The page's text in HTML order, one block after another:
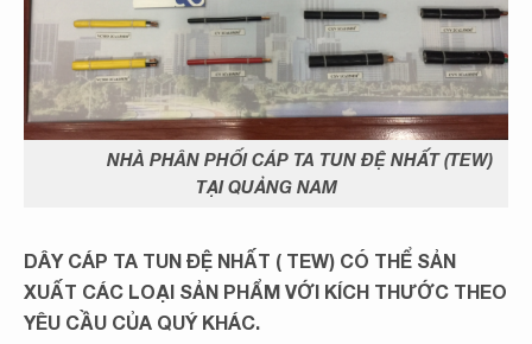
NHÀ PHÂN PHỐI CÁP TA TUN ĐỆ NHẤT (TEW)
TẠI QUẢNG NAM
DÂY CÁP TA TUN ĐỆ NHẤT ( TEW) CÓ THỂ SẢN
XUẤT CÁC LOẠI SẢN PHẨM VỚI KÍCH THƯỚC THEO
YÊU CẦU CỦA QUÝ KHÁC.